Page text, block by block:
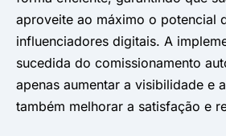
aproveite ao máximo o potencial
influenciadores digitais. A
sucedida do comissionamento
apenas aumentar a visibilidade e
também melhorar a satisfação e